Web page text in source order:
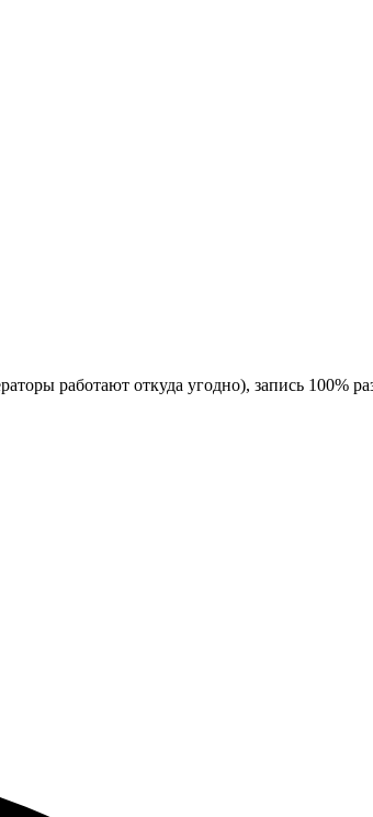
работают откуда угодно), запись 100%